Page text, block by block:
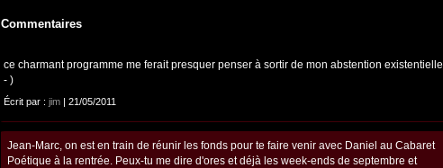
Commentaires
ce charmant programme me ferait presquer penser à sortir de mon abstention existentielle
- )
Écrit par : jim | 21/05/2011
Jean-Marc, on est en train de réunir les fonds pour te faire venir avec Daniel au Cabaret
Poétique à la rentrée. Peux-tu me dire d'ores et déjà les week-ends de septembre et